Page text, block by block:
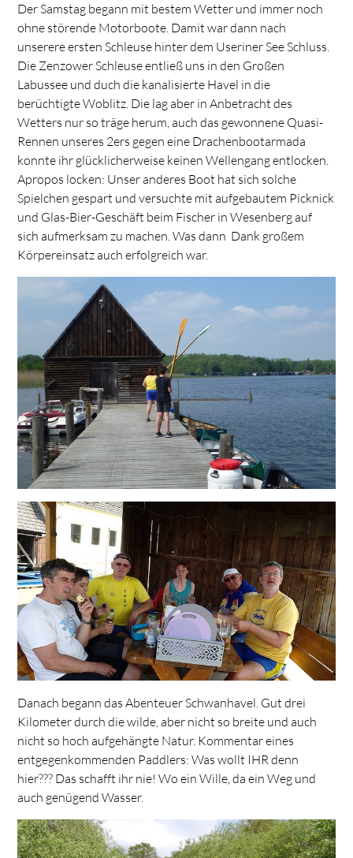
Der Samstag begann mit bestem Wetter und immer noch
ohne störende Motorboote. Damit war dann nach
unserere ersten Schleuse hinter dem Useriner See Schluss.
Die Zenzower Schleuse entließ uns in den Großen
Labussee und duch die kanalisierte Havel in die
berüchtigte Woblitz. Die lag aber in Anbetracht des
Wetters nur so träge herum, auch das gewonnene Quasi-
Rennen unseres 2ers gegen eine Drachenbootarmada
konnte ihr glücklicherweise keinen Wellengang entlocken.
Apropos locken: Unser anderes Boot hat sich solche
Spielchen gespart und versuchte mit aufgebautem Picknick
und Glas-Bier-Geschäft beim Fischer in Wesenberg auf
sich aufmerksam zu machen. Was dann Dank großem
Körpereinsatz auch erfolgreich war.
Danach begann das Abenteuer Schwanhavel. Gut drei
Kilometer durch die wilde, aber nicht so breite und auch
nicht so hoch aufgehängte Natur. Kommentar eines
entgegenkommenden Paddlers: Was wollt IHR denn
hier??? Das schafft ihr nie! Wo ein Wille, da ein Weg und
auch genügend Wasser.